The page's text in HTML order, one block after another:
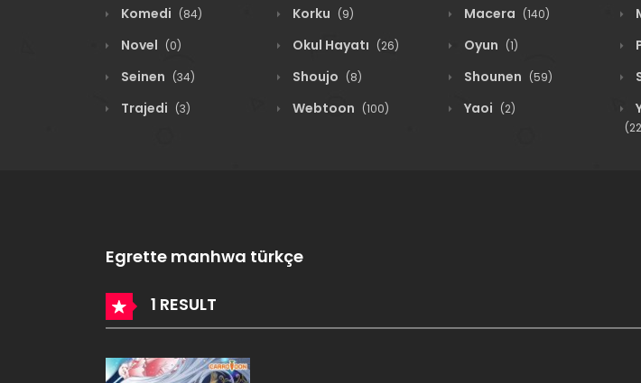
Komedi (84) Korku (9) Macera (140)
Novel (0) Okul Hayatı (26) Oyun (1)
Seinen (34) Shoujo (8) Shounen (59)
Trajedi (3) Webtoon (100) Yaoi (2)
Egrette manhwa türkçe
1 RESULT